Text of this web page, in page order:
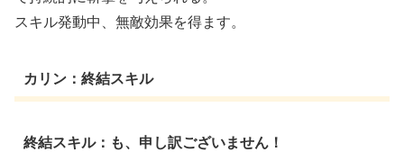
スキル発動中、無敵効果を得ます。
カリン：終結スキル
終結スキル：も、申し訳ございません！